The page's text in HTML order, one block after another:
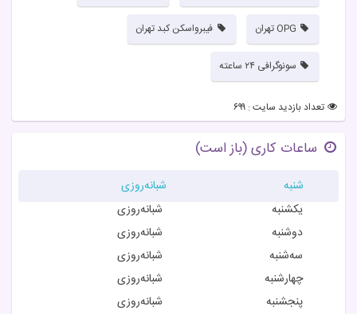
سونوگرافی عمومی و تخصصی
سونوگرافی بارداری
سونوگرافی داپلر
سونوگرافی اورژانسی ۲۴ ساعته
MRI (ام آر آی) پیشرفته
MRI مغز و ستون فقرات
OPG تهران فیبرواسکن کبد تهران
سونوگرافی ۲۴ ساعته
تعداد بازدید سایت : ۶۹۹
ساعات کاری(باز است)
شنبه
شبانه‌روزی
یکشنبه
شبانه‌روزی
دوشنبه
شبانه‌روزی
سه‌شنبه
شبانه‌روزی
چهارشنبه
شبانه‌روزی
پنجشنبه
شبانه‌روزی